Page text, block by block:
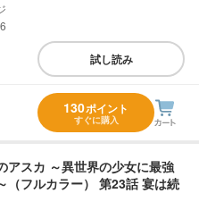
試し読み
130ポイント
すぐに購入
アスカ ～異世界の少女に最強
（フルカラー） 第23話 宴は続